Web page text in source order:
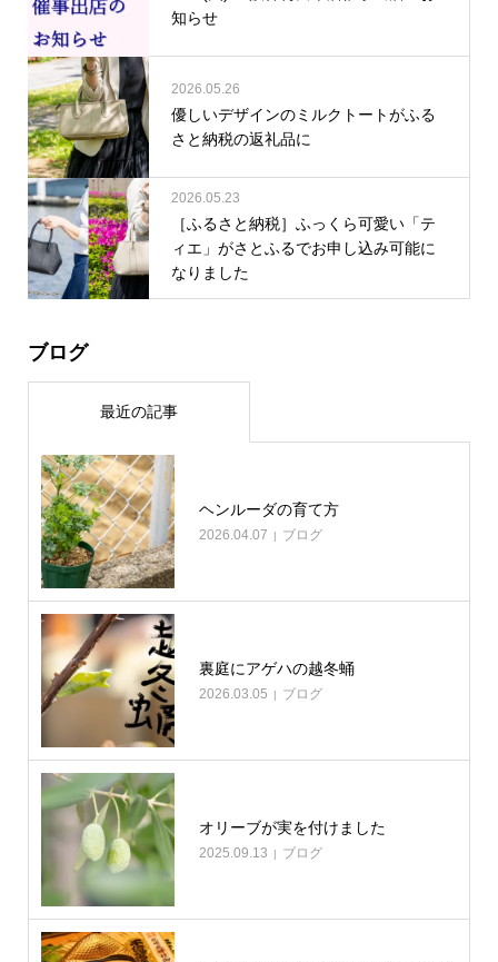
知らせ
2026.05.26
優しいデザインのミルクトートがふる
さと納税の返礼品に
2026.05.23
［ふるさと納税］ふっくら可愛い「テ
ィエ」がさとふるでお申し込み可能に
なりました
ブログ
最近の記事
ヘンルーダの育て方
2026.04.07 ブログ
裏庭にアゲハの越冬蛹
2026.03.05 ブログ
オリーブが実を付けました
2025.09.13 ブログ